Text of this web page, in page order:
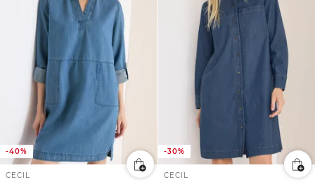
-40%
CECIL
-30%
CECIL